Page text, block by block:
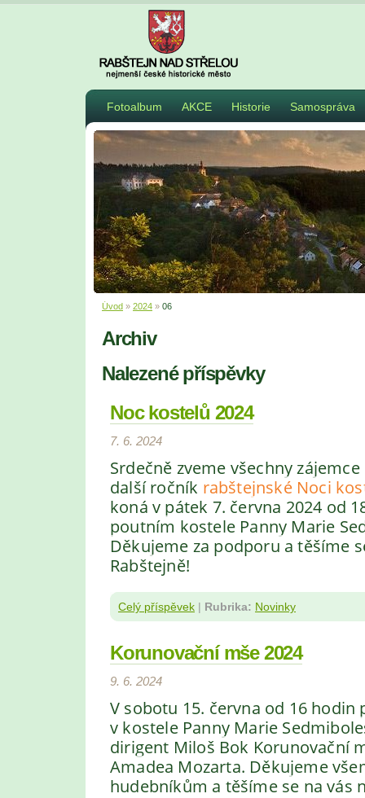
Fotoalbum AKCE Historie Samospráva
Úvod » 2024 » 06
Archiv
Nalezené příspěvky
Noc kostelů 2024
7. 6. 2024
Srdečně zveme všechny zájemce
další ročník rabštejnské Noci
koná v pátek 7. června 2024 od
poutním kostele Panny Marie
Děkujeme za podporu a těšíme
Rabštejně!
Celý příspěvek | Rubrika: Novinky
Korunovační mše 2024
9. 6. 2024
V sobotu 15. června od 16 hodin
v kostele Panny Marie
dirigent Miloš Bok Korunovační
Amadea Mozarta. Děkujeme
hudebníkům a těšíme se na vás